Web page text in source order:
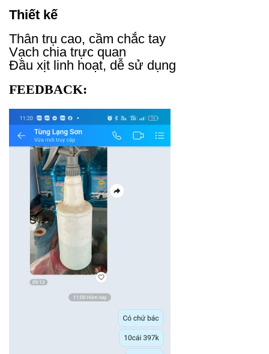
Thiết kế
Thân trụ cao, cầm chắc tay
Vạch chia trực quan
Đầu xịt linh hoạt, dễ sử dụng
FEEDBACK: